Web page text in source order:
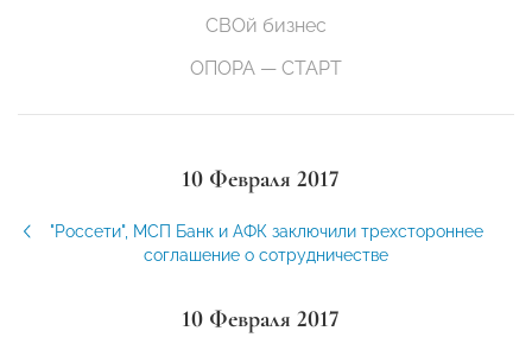
СВОй бизнес
ОПОРА — СТАРТ
10 Февраля 2017
"Россети", МСП Банк и АФК заключили трехстороннее
соглашение о сотрудничестве
10 Февраля 2017